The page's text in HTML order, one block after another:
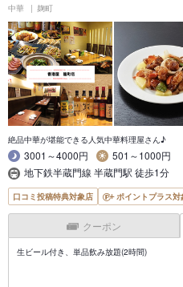
中華 麹町
絶品中華が堪能できる人気中華料理屋さん♪
3001～4000円
501～1000円
地下鉄半蔵門線 半蔵門駅 徒歩1分
口コミ投稿特典対象店 ポイントプラス対
クーポン
生ビール付き、単品飲み放題(2時間)